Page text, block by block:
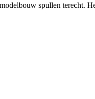
spullen terecht.